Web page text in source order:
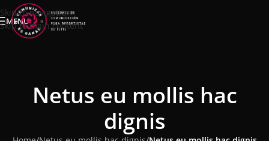
Skip to navigation
Skip to main content
MENU
Netus eu mollis hac
dignis